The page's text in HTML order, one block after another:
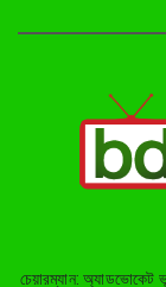
চেয়ারম্যান: অ্যাডভোকেট